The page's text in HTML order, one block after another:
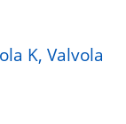
K, Valvola